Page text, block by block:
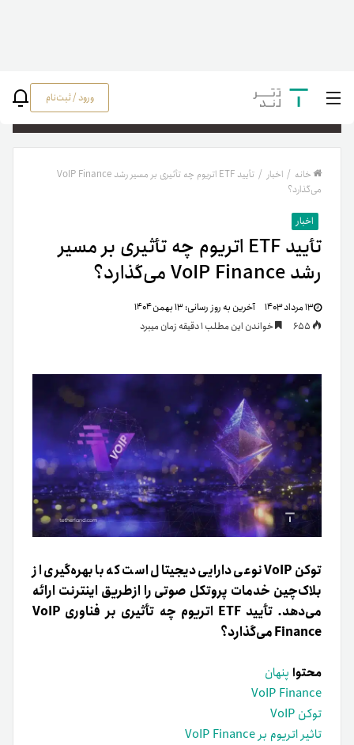
ورود / ثبت‌نام
خانه / اخبار /
تأیید ETF اتریوم چه تأثیری بر مسیر رشد VoIP Finance
می‌گذارد؟
اخبار
تأیید ETF اتریوم چه تأثیری بر مسیر
رشد VoIP Finance می‌گذارد؟
۱۳ مرداد ۱۴۰۳ آخرین به روز رسانی:۱۳ بهمن ۱۴۰۴
خواندن این مطلب 1 دقیقه زمان میبرد
توکن VoIP نوعی دارایی دیجیتال است که با بهره‌گیری از
بلاک‌چین خدمات پروتکل صوتی را ازطریق اینترنت ارائه
می‌دهد. تأیید ETF اتریوم چه تأثیری بر فناوری VoIP
Finance می‌گذارد؟
محتوا پنهان
VoIP Finance
توکن VoIP
تاثیر اتریوم بر VoIP Finance